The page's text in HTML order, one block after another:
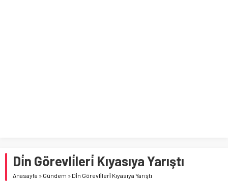
Di̇n Görevli̇leri̇ Kıyasıya Yarıştı
Anasayfa » Gündem » Di̇n Görevli̇leri̇ Kıyasıya Yarıştı